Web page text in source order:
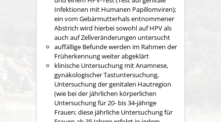
Infektionen mit Humanen Papillomviren);
ein vom Gebärmutterhals entnommener
Abstrich wird hierbei sowohl auf HPV als
auch auf Zellveränderungen untersucht
auffällige Befunde werden im Rahmen der
Früherkennung weiter abgeklärt
klinische Untersuchung mit Anamnese,
gynäkologischer Tastuntersuchung,
Untersuchung der genitalen Hautregion
(wie bei der jährlichen körperlichen
Untersuchung für 20- bis 34-jährige
Frauen; diese jährliche Untersuchung für